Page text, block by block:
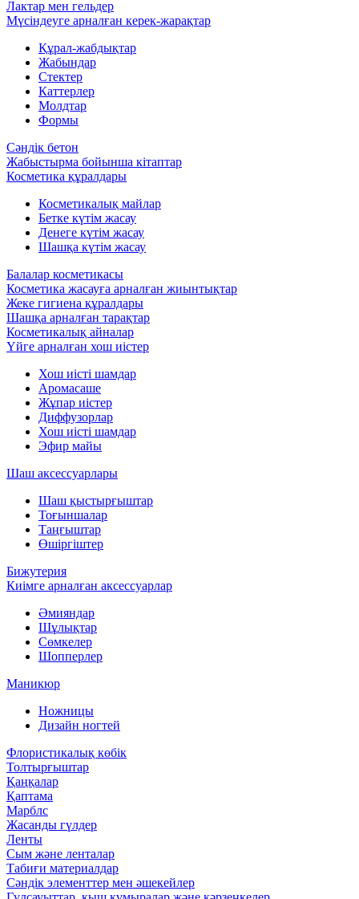
Лактар мен гельдер
Мүсіндеуге арналған керек-жарақтар
Құрал-жабдықтар
Жабындар
Стектер
Каттерлер
Молдтар
Формы
Сәндік бетон
Жабыстырма бойынша кітаптар
Косметика құралдары
Косметикалық майлар
Бетке күтім жасау
Денеге күтім жасау
Шашқа күтім жасау
Балалар косметикасы
Косметика жасауға арналған жиынтықтар
Жеке гигиена құралдары
Шашқа арналған тарақтар
Косметикалық айналар
Үйге арналған хош иістер
Хош иісті шамдар
Аромасаше
Жұпар иістер
Диффузорлар
Хош иісті шамдар
Эфир майы
Шаш аксессуарлары
Шаш қыстырғыштар
Тоғыншалар
Таңғыштар
Өшіргіштер
Бижутерия
Киімге арналған аксессуарлар
Әмияндар
Шұлықтар
Сөмкелер
Шопперлер
Маникюр
Ножницы
Дизайн ногтей
Флористикалық көбік
Толтырғыштар
Қаңқалар
Қаптама
Марблс
Жасанды гүлдер
Ленты
Сым және ленталар
Табиғи материалдар
Сәндік элементтер мен әшекейлер